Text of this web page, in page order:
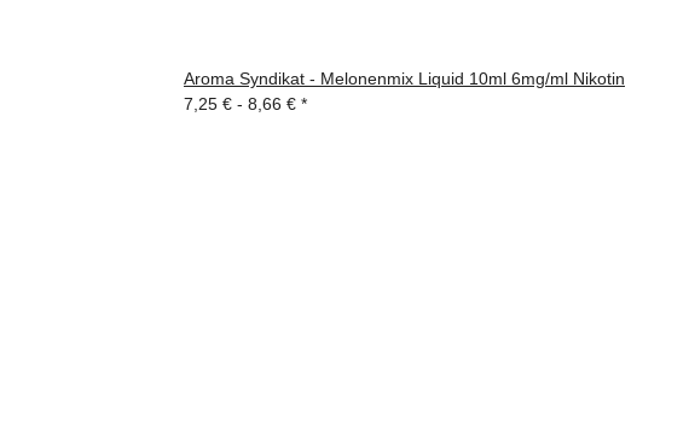
Aroma Syndikat - Melonenmix Liquid 10ml 6mg/ml Nikotin
7,25 € - 8,66 € *